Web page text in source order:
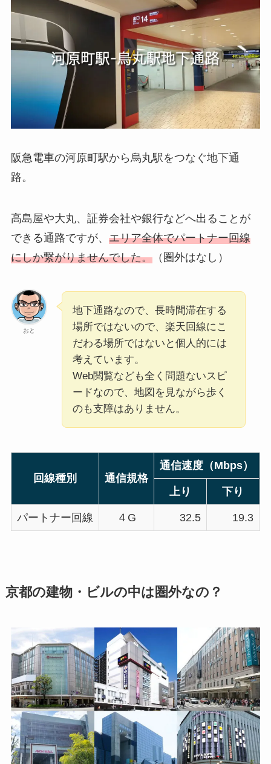
阪急電車の河原町駅から烏丸駅をつなぐ地下通
路。
高島屋や大丸、証券会社や銀行などへ出ることが
できる通路ですが、 エリア全体でパートナー回線
にしか繋がりませんでした。（圏外はなし）
おと
地下通路なので、長時間滞在する
場所ではないので、楽天回線にこ
だわる場所ではないと個人的には
考えています。
Web閲覧なども全く問題ないスピ
ードなので、地図を見ながら歩く
のも支障はありません。
回線種別 通信規格
通信速度（Mbps）
上り 下り
パートナー回線 ４G 32.5 19.3
京都の建物・ビルの中は圏外なの？